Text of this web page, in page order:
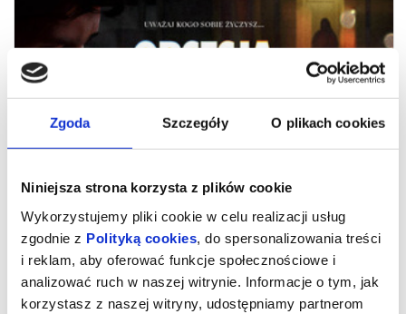
Zgoda Szczegóły O plikach cookies
Niniejsza strona korzysta z plików cookie
Wykorzystujemy pliki cookie w celu realizacji usług
zgodnie z Polityką cookies , do spersonalizowania treści
i reklam, aby oferować funkcje społecznościowe i
analizować ruch w naszej witrynie. Informacje o tym, jak
korzystasz z naszej witryny, udostępniamy partnerom